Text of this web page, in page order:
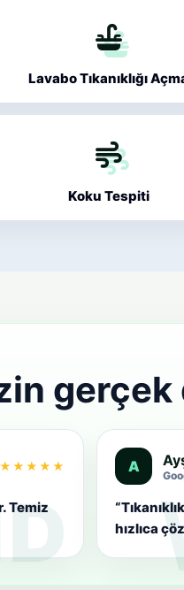
Lavabo Tıkanıklığı
Koku Tespiti
gerçek
★★★★★
Temiz
A
hızlıca